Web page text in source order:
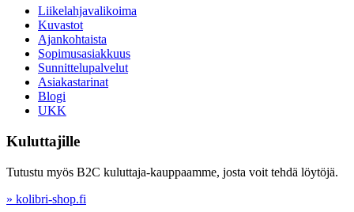
Liikelahjavalikoima
Kuvastot
Ajankohtaista
Sopimusasiakkuus
Sunnittelupalvelut
Asiakastarinat
Blogi
UKK
Kuluttajille
Tutustu myös B2C kuluttaja-kauppaamme, josta voit tehdä löytöjä.
» kolibri-shop.fi